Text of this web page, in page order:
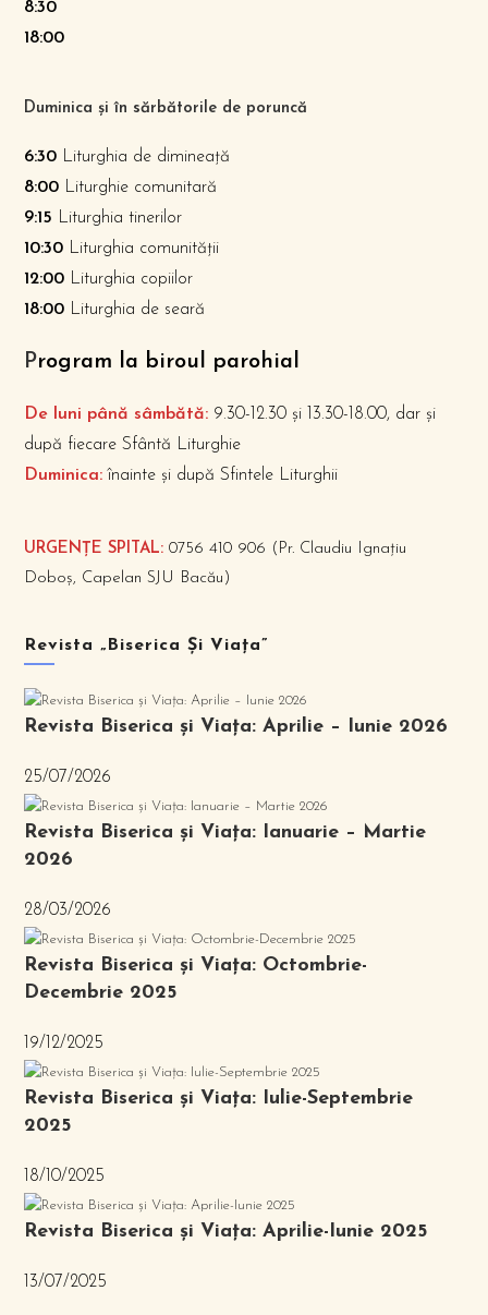
8:30
18:00
Duminica și în sărbătorile de poruncă
6:30 Liturghia de dimineață
8:00 Liturghie comunitară
9:15 Liturghia tinerilor
10:30 Liturghia comunității
12:00 Liturghia copiilor
18:00 Liturghia de seară
Program la biroul parohial
De luni până sâmbătă: 9.30-12.30 și 13.30-18.00, dar și
după fiecare Sfântă Liturghie
Duminica: înainte și după Sfintele Liturghii
URGENȚE SPITAL: 0756 410 906 (Pr. Claudiu Ignațiu
Doboș, Capelan SJU Bacău)
Revista „Biserica Și Viața”
Revista Biserica și Viața: Aprilie – Iunie 2026
25/07/2026
Revista Biserica și Viața: Ianuarie – Martie
2026
28/03/2026
Revista Biserica și Viața: Octombrie-
Decembrie 2025
19/12/2025
Revista Biserica și Viața: Iulie-Septembrie
2025
18/10/2025
Revista Biserica și Viața: Aprilie-Iunie 2025
13/07/2025